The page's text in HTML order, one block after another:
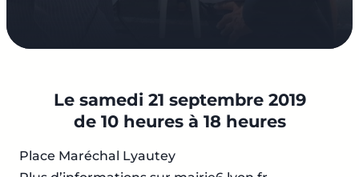
Le samedi 21 septembre 2019
de 10 heures à 18 heures
Place Maréchal Lyautey